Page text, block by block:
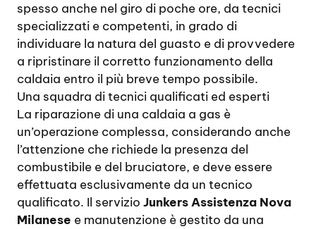
spesso anche nel giro di poche ore, da tecnici
specializzati e competenti, in grado di
individuare la natura del guasto e di provvedere
a ripristinare il corretto funzionamento della
caldaia entro il più breve tempo possibile.
Una squadra di tecnici qualificati ed esperti
La riparazione di una caldaia a gas è
un’operazione complessa, considerando anche
l’attenzione che richiede la presenza del
combustibile e del bruciatore, e deve essere
effettuata esclusivamente da un tecnico
qualificato. Il servizio Junkers Assistenza Nova
Milanese e manutenzione è gestito da una